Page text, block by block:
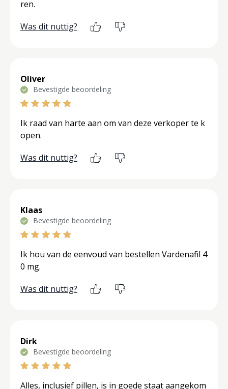
ren.
Was dit nuttig?
Oliver
Bevestigde beoordeling
Ik raad van harte aan om van deze verkoper te k
open.
Was dit nuttig?
Klaas
Bevestigde beoordeling
Ik hou van de eenvoud van bestellen Vardenafil 4
0 mg.
Was dit nuttig?
Dirk
Bevestigde beoordeling
Alles, inclusief pillen, is in goede staat aangekom